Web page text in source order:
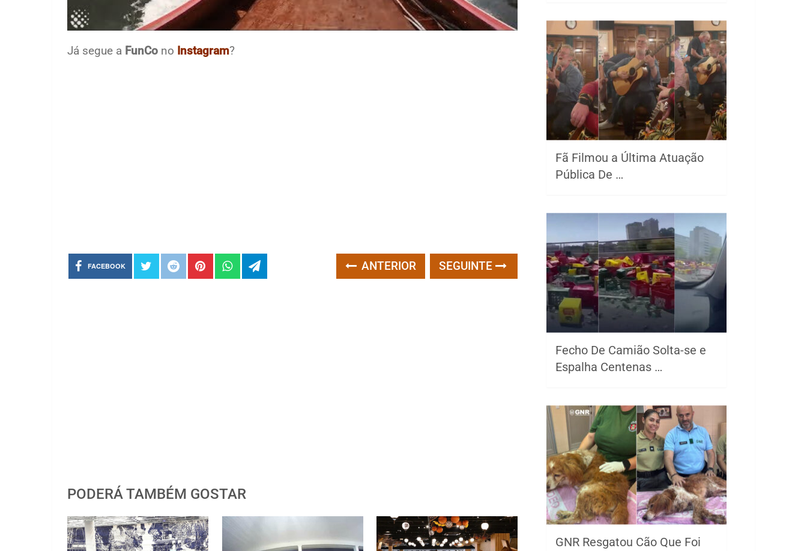
Já segue a FunCo no Instagram?
FACEBOOK ANTERIOR SEGUINTE
PODERÁ TAMBÉM GOSTAR
Fã Filmou a Última Atuação
Pública De …
Fecho De Camião Solta-se e
Espalha Centenas …
GNR Resgatou Cão Que Foi